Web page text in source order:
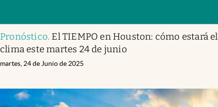
Pronóstico. El TIEMPO en Houston: cómo estará el
clima este martes 24 de junio
martes, 24 de Junio de 2025